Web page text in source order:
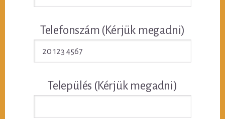
Telefonszám (Kérjük megadni)
Település (Kérjük megadni)